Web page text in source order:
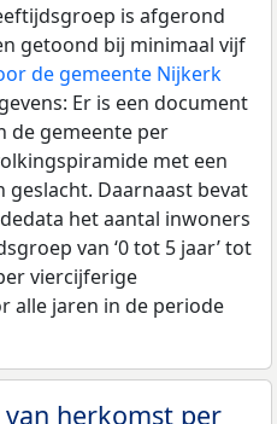
is afgerond
getoond bij minimaal vijf
de gemeente Nijkerk
Er is een document
de gemeente per
met een
Daarnaast bevat
het aantal inwoners
van ‘0 tot 5 jaar’ tot
viercijferige
alle jaren in de periode
herkomst per